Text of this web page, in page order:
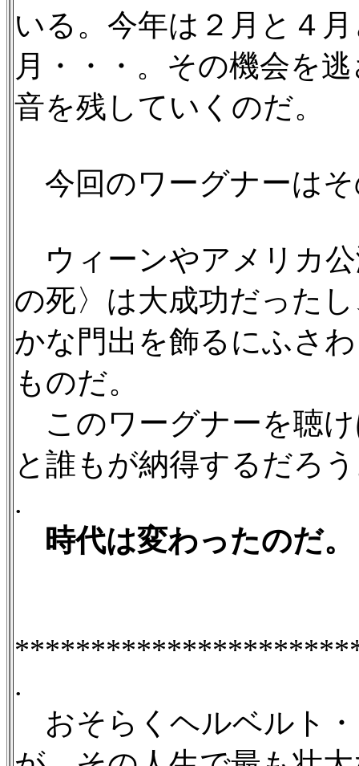
いる。今年は２月と４
月・・・。その機会を
音を残していくのだ。
今回のワーグナーは
ウィーンやアメリカ
の死〉は大成功だった
かな門出を飾るにふさ
ものだ。
このワーグナーを聴
と誰もが納得するだろ
.
時代は変わったのだ。
.
おそらくヘルベルト